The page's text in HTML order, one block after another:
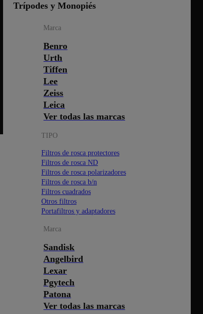
Trípodes y Monopiés
Marca
Benro
Urth
Tiffen
Lee
Zeiss
Leica
Ver todas las marcas
TIPO
Filtros de rosca protectores
Filtros de rosca ND
Filtros de rosca polarizadores
Filtros de rosca b/n
Filtros cuadrados
Otros filtros
Portafiltros y adaptadores
Marca
Sandisk
Angelbird
Lexar
Pgytech
Patona
Ver todas las marcas